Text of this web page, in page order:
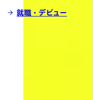
就職・デビュー